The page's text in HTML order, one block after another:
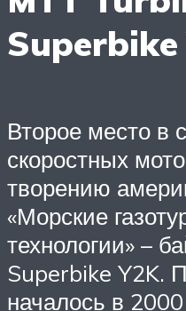
Superbike
Второе место в
скоростных
творению
«Морские
технологии» –
Superbike Y2K.
началось в 2000